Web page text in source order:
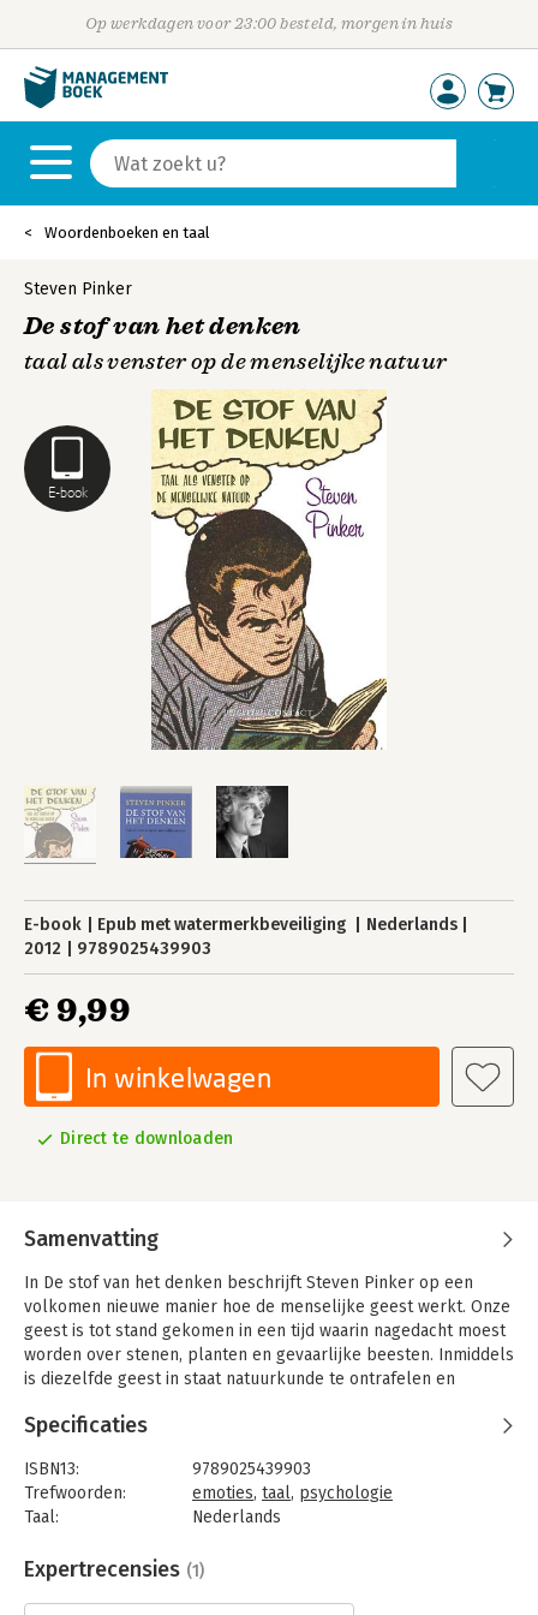
Op werkdagen voor 23:00 besteld, morgen in huis
Woordenboeken en taal
E-book
Steven Pinker
De stof van het denken
taal als venster op de menselijke natuur
E-book Epub met watermerkbeveiliging
Nederlands
2012
9789025439903
€ 9,99
In winkelwagen
Direct te downloaden
Samenvatting
In De stof van het denken beschrijft Steven Pinker op een
volkomen nieuwe manier hoe de menselijke geest werkt. Onze
geest is tot stand gekomen in een tijd waarin nagedacht moest
worden over stenen, planten en gevaarlijke beesten. Inmiddels
is diezelfde geest in staat natuurkunde te ontrafelen en
aanpassen? Het antwoord is te achterhalen, aldus Pinker, via
schetst zo een beeld van de gedachten en emoties die onze
mentale levens vormgeven. Waarom ontstaan taboes? Waarom
zijn seks en religie daarmee zo rijkelijk bedeeld? Waarom
verleiden of proberen iemand om te kopen?
Specificaties
ISBN13:
9789025439903
Trefwoorden:
emoties, taal, psychologie
Taal:
Nederlands
Beveiliging:
watermerk
Expertrecensies (1)